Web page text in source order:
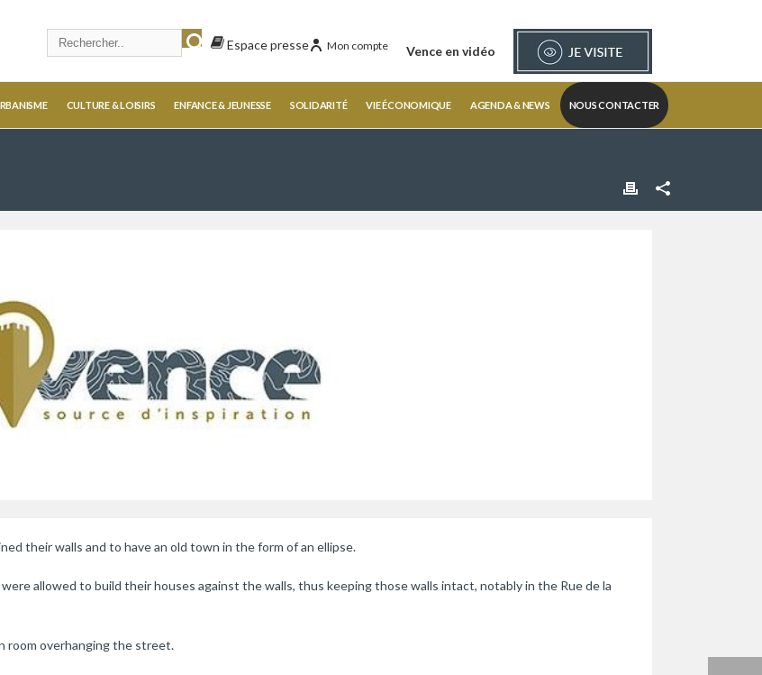
Vence en vidéo
Mon compte
Espace presse
CULTURE & LOISIRS ENFANCE & JEUNESSE SOLIDARITÉ VIE ÉCONOMIQUE AGENDA & NEWS NOUS CONTACTER
their walls and to have an old town in the form of an ellipse.
allowed to build their houses against the walls, thus keeping those walls intact, notably in the Rue de la
room overhanging the street.